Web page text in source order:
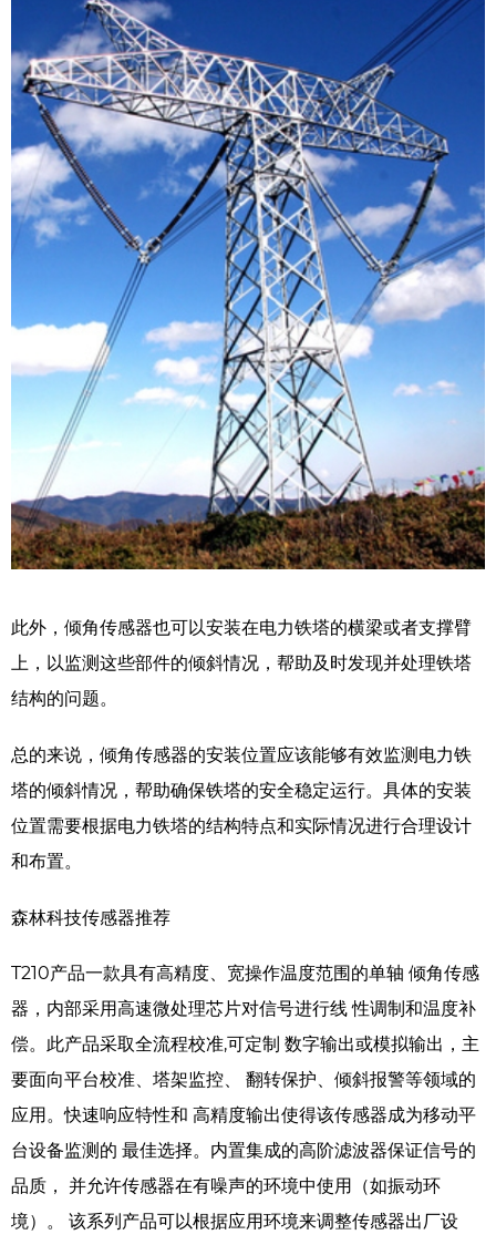
此外，倾角传感器也可以安装在电力铁塔的横梁或者支撑臂
上，以监测这些部件的倾斜情况，帮助及时发现并处理铁塔
结构的问题。
总的来说，倾角传感器的安装位置应该能够有效监测电力铁
塔的倾斜情况，帮助确保铁塔的安全稳定运行。具体的安装
位置需要根据电力铁塔的结构特点和实际情况进行合理设计
和布置。
森林科技传感器推荐
T210产品一款具有高精度、宽操作温度范围的单轴 倾角传感
器，内部采用高速微处理芯片对信号进行线 性调制和温度补
偿。此产品采取全流程校准,可定制 数字输出或模拟输出，主
要面向平台校准、塔架监控、 翻转保护、倾斜报警等领域的
应用。快速响应特性和 高精度输出使得该传感器成为移动平
台设备监测的 最佳选择。内置集成的高阶滤波器保证信号的
品质， 并允许传感器在有噪声的环境中使用（如振动环
境）。 该系列产品可以根据应用环境来调整传感器出厂设